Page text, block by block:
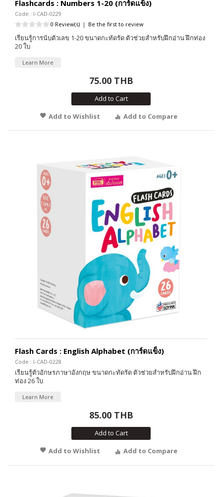
Flashcards : Numbers 1-20 (การ์ดแข็ง)
Code : I-CAD-0229
0 Review(s) | Be the first to review
เรียนรู้การนับตัวเลข 1-20 ขนาดกะทัดรัด ตัวช่วยสำหรับฝึกอ่าน ฝึกท่อง
20 ใบ
Learn More
75.00 THB
Add to Cart
Add to Wishlist
Add to Compare
Flash Cards : English Alphabet (การ์ดแข็ง)
Code : I-CAD-0228
เรียนรู้ตัวอักษรภาษาอังกฤษ ขนาดกะทัดรัด ตัวช่วยสำหรับฝึกอ่าน ฝึก
ท่อง 26 ใบ
Learn More
85.00 THB
Add to Cart
Add to Wishlist
Add to Compare